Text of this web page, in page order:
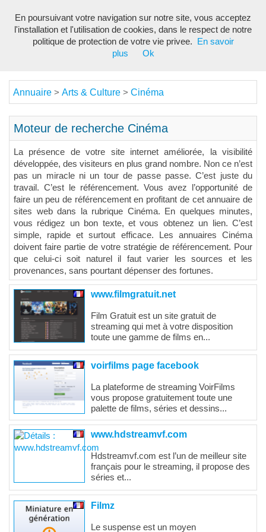
Annuaire > Arts & Culture > Cinéma
Moteur de recherche Cinéma
La présence de votre site internet améliorée, la visibilité
développée, des visiteurs en plus grand nombre. Non ce n’est
pas un miracle ni un tour de passe passe. C’est juste du
travail. C’est le référencement. Vous avez l’opportunité de
faire un peu de référencement en profitant de cet annuaire de
sites web dans la rubrique Cinéma. En quelques minutes,
vous rédigez un bon texte, et vous obtenez un lien. C’est
simple, rapide et surtout efficace. Les annuaires Cinéma
doivent faire partie de votre stratégie de référencement. Pour
que celui-ci soit naturel il faut varier les sources et les
provenances, sans pourtant dépenser des fortunes.
www.filmgratuit.net
Film Gratuit est un site gratuit de
streaming qui met à votre disposition
toute une gamme de films en...
voirfilms page facebook
La plateforme de streaming VoirFilms
vous propose gratuitement toute une
palette de films, séries et dessins...
www.hdstreamvf.com
Hdstreamvf.com est l’un de meilleur site
français pour le streaming, il propose des
séries et...
Filmz
Le suspense est un moyen
En poursuivant votre navigation sur notre site, vous acceptez
l'installation et l'utilisation de cookies, dans le respect de notre
politique de protection de votre vie privee.
En savoir
plus
Ok